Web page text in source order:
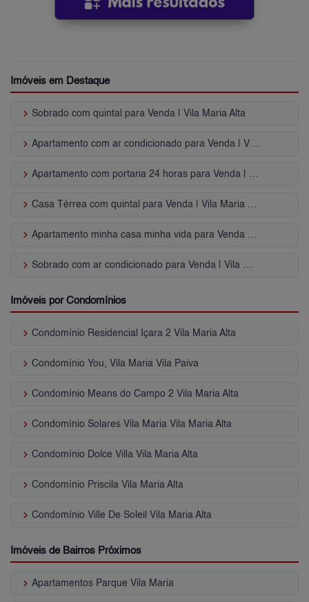
Imóveis em Destaque
keyboard_arrow_right Sobrado com quintal para Venda | Vila Maria Alta
keyboard_arrow_right Apartamento com ar condicionado para Venda | Vila Maria Alta
keyboard_arrow_right Apartamento com portaria 24 horas para Venda | Vila Maria Alta
keyboard_arrow_right Casa Térrea com quintal para Venda | Vila Maria Alta
keyboard_arrow_right Apartamento minha casa minha vida para Venda | Vila Maria Alta
keyboard_arrow_right Sobrado com ar condicionado para Venda | Vila Maria Alta
Imóveis por Condomínios
keyboard_arrow_right Condomínio Residencial Içara 2 Vila Maria Alta
keyboard_arrow_right Condomínio You, Vila Maria Vila Paiva
keyboard_arrow_right Condomínio Means do Campo 2 Vila Maria Alta
keyboard_arrow_right Condomínio Solares Vila Maria Vila Maria Alta
keyboard_arrow_right Condomínio Dolce Villa Vila Maria Alta
keyboard_arrow_right Condomínio Priscila Vila Maria Alta
keyboard_arrow_right Condomínio Ville De Soleil Vila Maria Alta
Imóveis de Bairros Próximos
keyboard_arrow_right Apartamentos Parque Vila Maria